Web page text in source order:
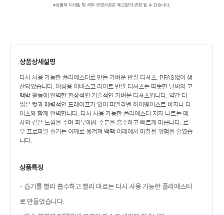
상품상세설명
다시 사용 가능한 폴리에스터로 만든 가벼운 반팔 티셔츠. PFAS없이 생
산되었습니다. 여성용 아비스코 라이트 반팔 티셔츠는 따뜻한 날씨의 고
맥박 활동에 완벽한 환상적인 기술적인 가벼운 티셔츠입니다. 약간 더
짧은 컷과 매력적인 드레이프가 있어 피엘라벤 하이웨이스트 바지나 타
이츠와 함께 완벽합니다. 다시 사용 가능한 폴리에스터 저지 니트는 메
시와 같은 느낌을 주며 피부에서 수분을 흡수하고 빠르게 마릅니다. 로
우 프로파일 솔기는 어깨로 옮겨져 백팩 아래에서 마찰될 위험을 줄였습
니다.
상품특징
- 습기를 빨리 흡수하고 빨리 마르는 다시 사용 가능한 폴리에스터
로 만들었습니다.